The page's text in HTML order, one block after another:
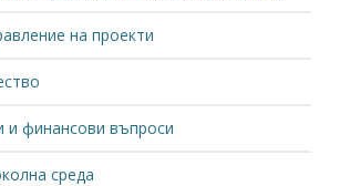
на проекти
и финансови въпроси
среда